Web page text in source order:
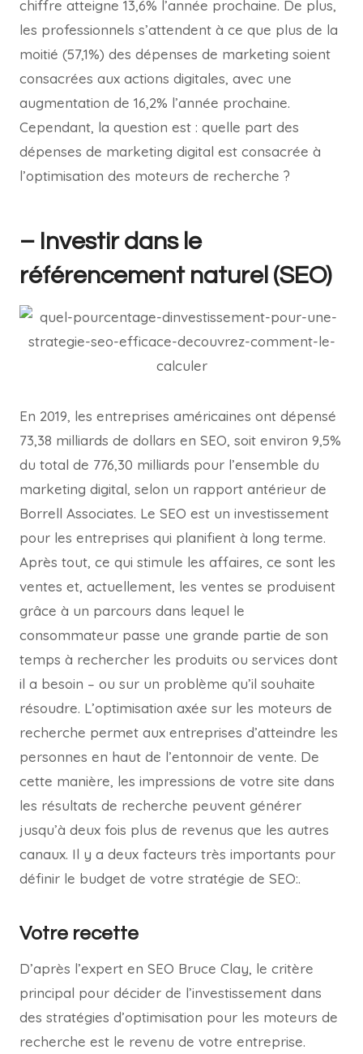
chiffre atteigne 13,6% l’année prochaine. De plus,
les professionnels s’attendent à ce que plus de la
moitié (57,1%) des dépenses de marketing soient
consacrées aux actions digitales, avec une
augmentation de 16,2% l’année prochaine.
Cependant, la question est : quelle part des
dépenses de marketing digital est consacrée à
l’optimisation des moteurs de recherche ?
– Investir dans le
référencement naturel (SEO)
En 2019, les entreprises américaines ont dépensé
73,38 milliards de dollars en SEO, soit environ 9,5%
du total de 776,30 milliards pour l’ensemble du
marketing digital, selon un rapport antérieur de
Borrell Associates. Le SEO est un investissement
pour les entreprises qui planifient à long terme.
Après tout, ce qui stimule les affaires, ce sont les
ventes et, actuellement, les ventes se produisent
grâce à un parcours dans lequel le
consommateur passe une grande partie de son
temps à rechercher les produits ou services dont
il a besoin – ou sur un problème qu’il souhaite
résoudre. L’optimisation axée sur les moteurs de
recherche permet aux entreprises d’atteindre les
personnes en haut de l’entonnoir de vente. De
cette manière, les impressions de votre site dans
les résultats de recherche peuvent générer
jusqu’à deux fois plus de revenus que les autres
canaux. Il y a deux facteurs très importants pour
définir le budget de votre stratégie de SEO:.
Votre recette
D’après l’expert en SEO Bruce Clay, le critère
principal pour décider de l’investissement dans
des stratégies d’optimisation pour les moteurs de
recherche est le revenu de votre entreprise.